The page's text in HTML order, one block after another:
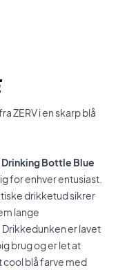
ZERV i en skarp blå
Drinking Bottle Blue
for enhver entusiast.
drikketud sikrer
lange
er lavet
brug og er let at
cool blå farve med